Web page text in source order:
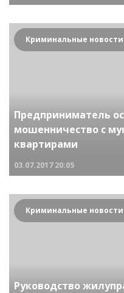
Предприниматель
мошенничество с
квартирами
03.07.2017 20:05
Руководство